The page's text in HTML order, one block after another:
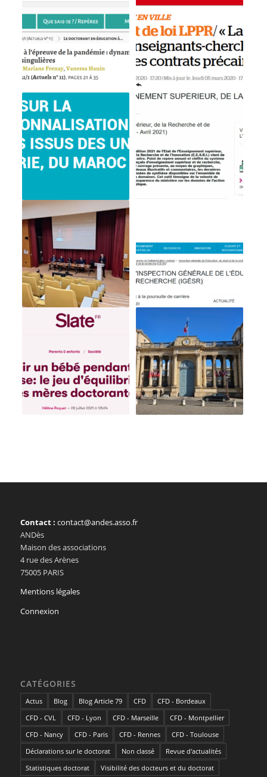
Contact : contact@andes.asso.fr
ANDès
Maison des associations
4 rue des Arènes
75005 PARIS
Mentions légales
Connexion
CATÉGORIES
Actus Blog Blog Article 79 CFD
CFD - Bordeaux
CFD - CVL
CFD - Lyon CFD - Marseille
CFD - Montpellier
CFD - Nancy
CFD - Paris CFD - Rennes
CFD - Toulouse
Déclarations sur le doctorat
Non classé
Revue d'actualités
Statistiques doctorat
Visibilité des docteurs et du doctorat